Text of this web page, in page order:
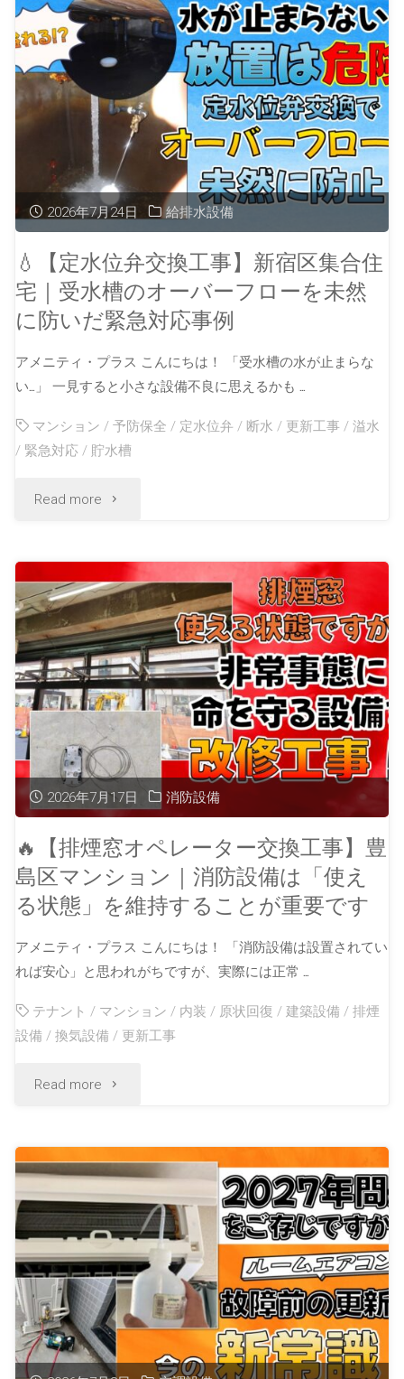
2026年7月24日 給排水設備
💧【定水位弁交換工事】新宿区集合住
宅｜受水槽のオーバーフローを未然
に防いだ緊急対応事例
アメニティ・プラス こんにちは！ 「受水槽の水が止まらな
い…」 一見すると小さな設備不良に思えるかも …
マンション /予防保全 / 定水位弁 / 断水 / 更新工事 /溢水
/ 緊急対応 / 貯水槽
Read more
2026年7月17日 消防設備
🔥【排煙窓オペレーター交換工事】豊
島区マンション｜消防設備は「使え
る状態」を維持することが重要です
アメニティ・プラス こんにちは！ 「消防設備は設置されてい
れば安心」と思われがちですが、実際には正常 …
テナント / マンション / 内装 / 原状回復 /建築設備 /排煙
設備 /換気設備 / 更新工事
Read more